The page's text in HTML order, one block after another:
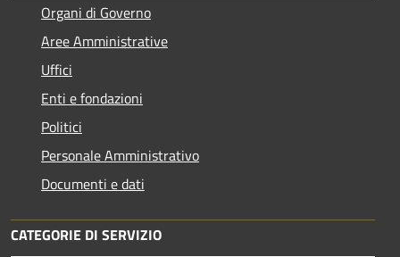
Organi di Governo
Aree Amministrative
Uffici
Enti e fondazioni
Politici
Personale Amministrativo
Documenti e dati
CATEGORIE DI SERVIZIO